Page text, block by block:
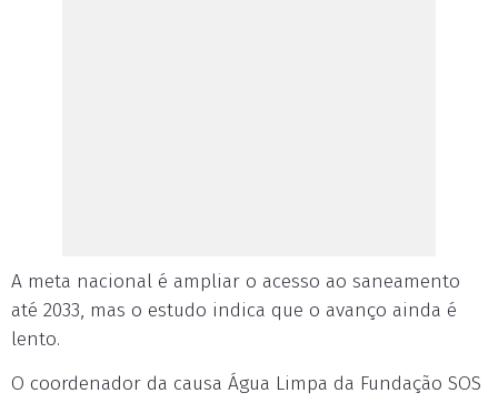
A meta nacional é ampliar o acesso ao saneamento
até 2033, mas o estudo indica que o avanço ainda é
lento.
O coordenador da causa Água Limpa da Fundação SOS